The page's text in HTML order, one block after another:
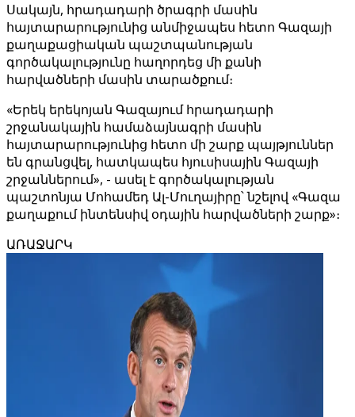
Սակայն, հրադադարի ծրագրի մասին
հայտարարությունից անմիջապես հետո Գազայի
քաղաքացիական պաշտպանության
գործակալությունը հաղորդեց մի քանի
հարվածների մասին տարածքում։
«Երեկ երեկոյան Գազայում հրադադարի
շրջանակային համաձայնագրի մասին
հայտարարությունից հետո մի շարք պայթյուններ
են գրանցվել, հատկապես հյուսիսային Գազայի
շրջաններում», - ասել է գործակալության
պաշտոնյա Մոհամեդ Ալ-Մուղայիրը՝ նշելով «Գազա
քաղաքում ինտենսիվ օդային հարվածների շարք»։
ԱՌԱՋԱՐԿ